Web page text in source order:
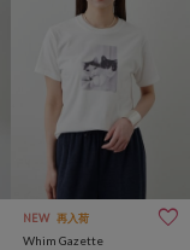
NEW 再入荷
Whim Gazette